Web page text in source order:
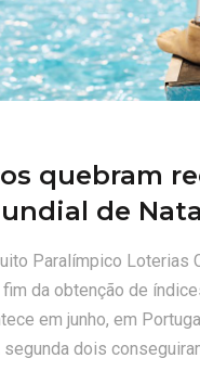
quebram
de
Paralímpico Loterias
da obtenção de
em junho, em
dois